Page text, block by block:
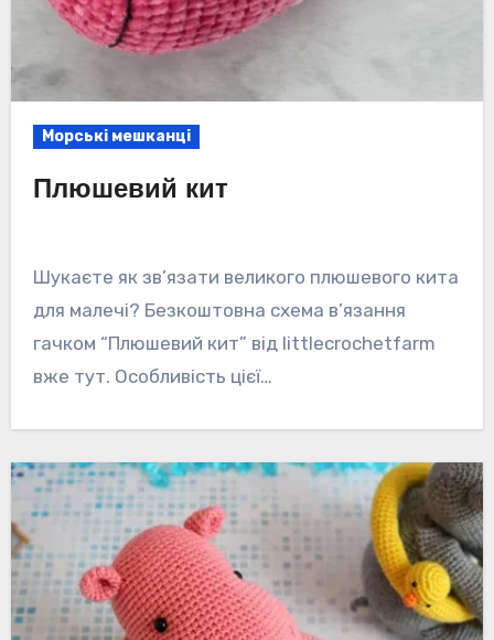
Морські мешканці
Плюшевий кит
Шукаєте як зв’язати великого плюшевого кита
для малечі? Безкоштовна схема в’язання
гачком “Плюшевий кит” від littlecrochetfarm
вже тут. Особливість цієї…